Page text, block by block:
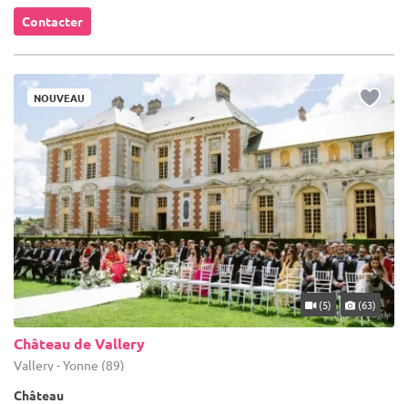
Contacter
NOUVEAU
(5) (63)
Château de Vallery
Vallery - Yonne (89)
Château